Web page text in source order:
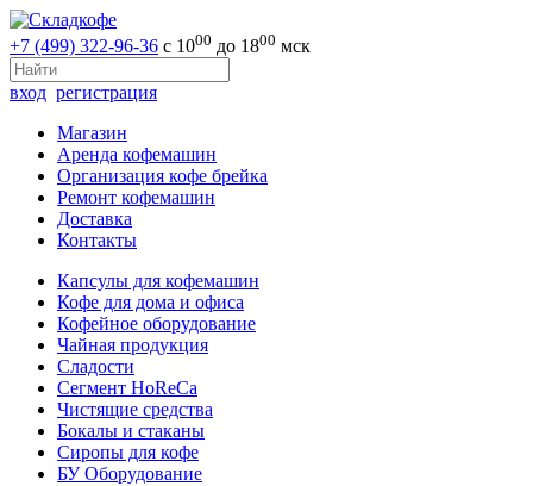
+7 (499) 322-96-36 с 1000 до 1800 мск
вход регистрация
Магазин
Аренда кофемашин
Организация кофе брейка
Ремонт кофемашин
Доставка
Контакты
Капсулы для кофемашин
Кофе для дома и офиса
Кофейное оборудование
Чайная продукция
Сладости
Сегмент HoReCa
Чистящие средства
Бокалы и стаканы
Сиропы для кофе
БУ Оборудование